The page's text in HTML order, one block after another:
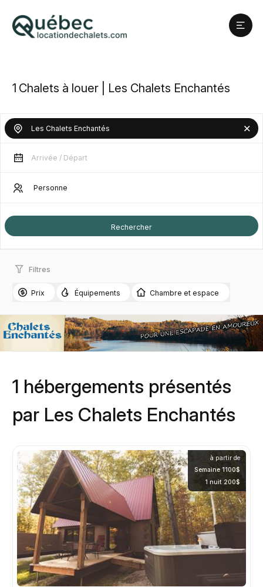
1 Chalets à louer | Les Chalets Enchantés
Filtres
Prix Équipements Chambre et espace
1 hébergements présentés
par Les Chalets Enchantés
à partir de
Semaine 1100$
1 nuit 200$